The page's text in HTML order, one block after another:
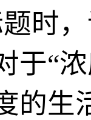
时
于“
的生